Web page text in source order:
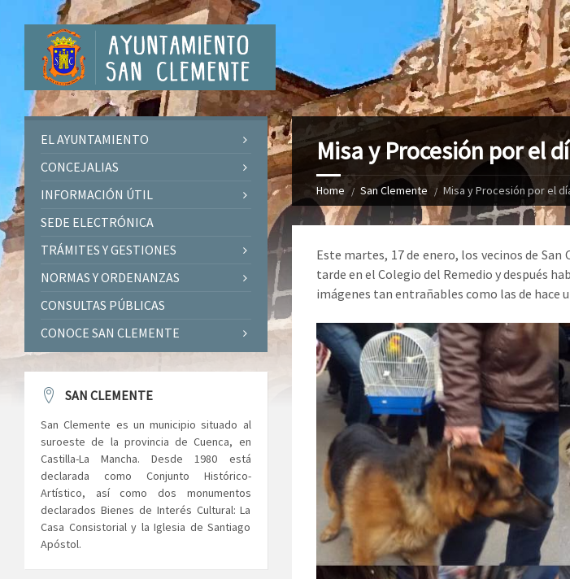
Misa y Procesión por el
Home San Clemente Misa y Procesión por el
Este martes, 17 de enero, los vecinos de
tarde en el Colegio del Remedio y después
imágenes tan entrañables como las de hace
EL AYUNTAMIENTO
CONCEJALIAS
INFORMACIÓN ÚTIL
SEDE ELECTRÓNICA
TRÁMITES Y GESTIONES
NORMAS Y ORDENANZAS
CONSULTAS PÚBLICAS
CONOCE SAN CLEMENTE
SAN CLEMENTE
San Clemente es un municipio situado al
suroeste de la provincia de Cuenca, en
Castilla-La Mancha. Desde 1980 está
declarada como Conjunto Histórico-
Artístico, así como dos monumentos
declarados Bienes de Interés Cultural: La
Casa Consistorial y la Iglesia de Santiago
Apóstol.